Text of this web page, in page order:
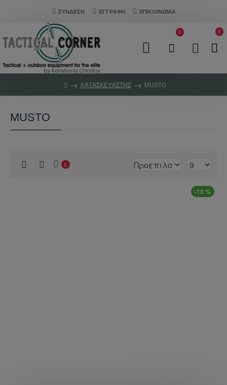
ΣΎΝΔΕΣΗ ΕΓΓΡΑΦΗ ΕΠΙΚΟΙΝΩΝΊΑ
0 0
ΚΑΤΑΣΚΕΥΑΣΤΉΣ MUSTO
MUSTO
0
-10 %